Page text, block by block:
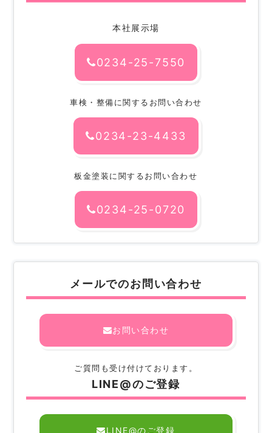
本社展示場
0234-25-7550
車検・整備に関するお問い合わせ
0234-23-4433
板金塗装に関するお問い合わせ
0234-25-0720
メールでのお問い合わせ
お問い合わせ
ご質問も受け付けております。
LINE@のご登録
LINE@のご登録